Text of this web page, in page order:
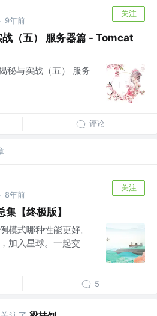
· 9年前
关注
（五） 服务器篇 - Tomcat
秘与实战（五） 服务
评论
· 8年前
关注
【终极版】
模式哪种性能更好。
加入星球。一起交
5